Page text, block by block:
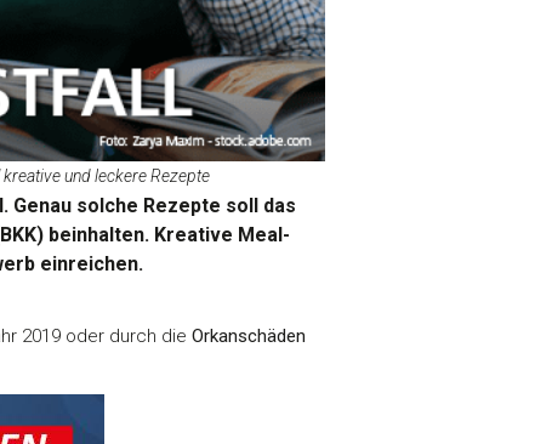
und leckere Rezepte
Genau solche Rezepte soll das
beinhalten. Kreative Meal-
einreichen.
2019 oder durch die Orkanschäden